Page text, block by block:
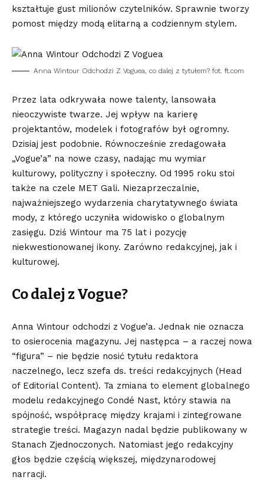
kształtuje gust milionów czytelników. Sprawnie tworzy
pomost między modą elitarną a codziennym stylem.
Anna Wintour Odchodzi Z Voguea, co dalej z tytułem? fot. ft.com
Przez lata odkrywała nowe talenty, lansowała
nieoczywiste twarze. Jej wpływ na karierę
projektantów, modelek i fotografów był ogromny.
Dzisiaj jest podobnie. Równocześnie zredagowała
„Vogue’a” na nowe czasy, nadając mu wymiar
kulturowy, polityczny i społeczny. Od 1995 roku stoi
także na czele MET Gali. Niezaprzeczalnie,
najważniejszego wydarzenia charytatywnego świata
mody, z którego uczyniła widowisko o globalnym
zasięgu. Dziś Wintour ma 75 lat i pozycję
niekwestionowanej ikony. Zarówno redakcyjnej, jak i
kulturowej.
Co dalej z Vogue?
Anna Wintour odchodzi z Vogue’a. Jednak nie oznacza
to osierocenia magazynu. Jej następca – a raczej nowa
“figura” – nie będzie nosić tytułu redaktora
naczelnego, lecz szefa ds. treści redakcyjnych (Head
of Editorial Content). Ta zmiana to element globalnego
modelu redakcyjnego Condé Nast, który stawia na
spójność, współpracę między krajami i zintegrowane
strategie treści. Magazyn nadal będzie publikowany w
Stanach Zjednoczonych. Natomiast jego redakcyjny
głos będzie częścią większej, międzynarodowej
narracji.